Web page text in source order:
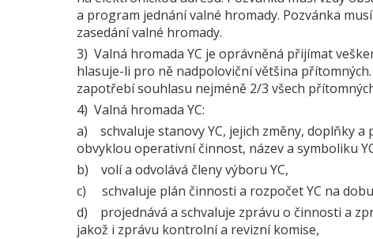
a program jednání valné hromady. Pozvánka
zasedání valné hromady.
3) Valná hromada YC je oprávněná přijímat
hlasuje-li pro ně nadpoloviční většina
zapotřebí souhlasu nejméně 2/3 všech
4) Valná hromada YC:
a) schvaluje stanovy YC, jejich změny, doplňky
obvyklou operativní činnost, název a symboliku
b) volí a odvolává členy výboru YC,
c) schvaluje plán činnosti a rozpočet YC na
d) projednává a schvaluje zprávu o činnosti a
jakož i zprávu kontrolní a revizní komise,